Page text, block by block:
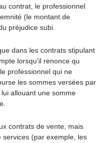
contrat, le professionnel
(le montant de
préjudice subi.
dans les contrats stipulant
lorsqu’il renonce qu
professionnel qui ne
les sommes versées par
allouant une somme
contrats de vente, mais
(par exemple, les